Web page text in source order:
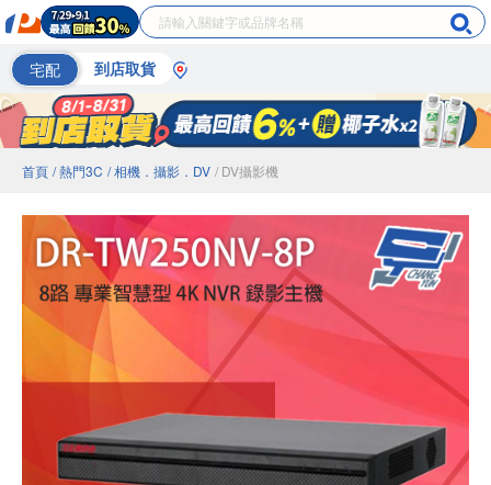
宅配 到店取貨
首頁 / 熱門3C / 相機．攝影．DV / DV攝影機